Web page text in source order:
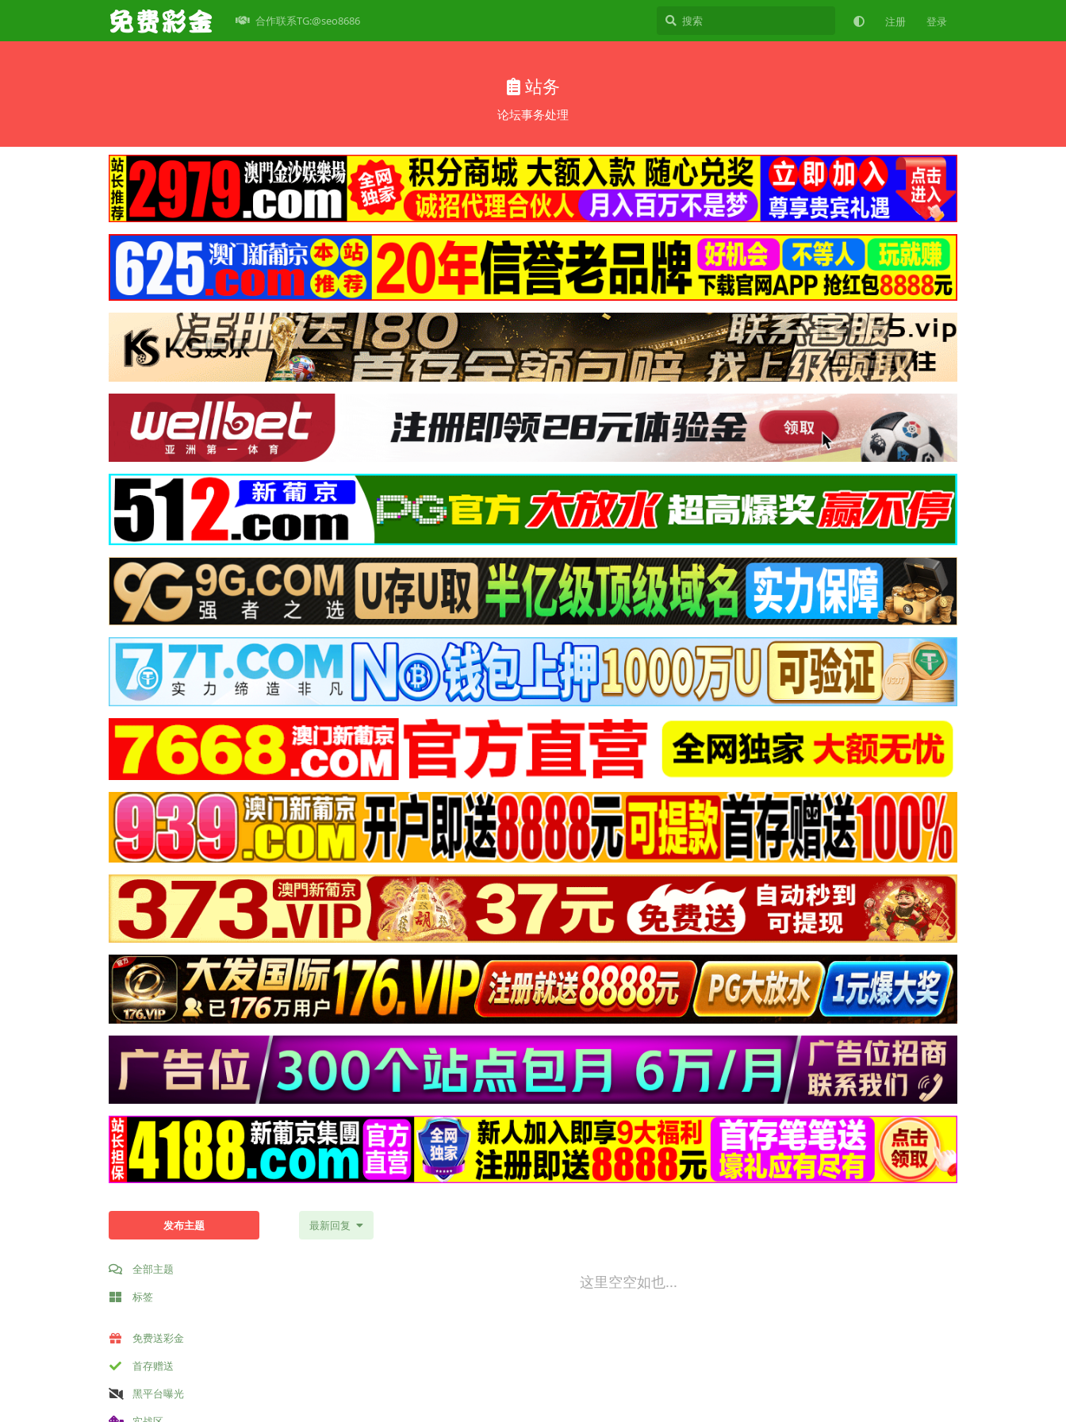
合作联系TG:@seo8686 注册 登录
站务
论坛事务处理
发布主题
全部主题
标签
免费送彩金
首存赠送
黑平台曝光
最新回复
这里空空如也...